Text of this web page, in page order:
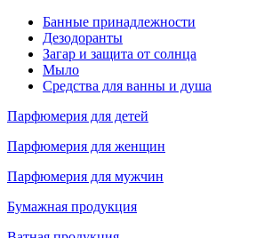
Банные принадлежности
Дезодоранты
Загар и защита от солнца
Мыло
Средства для ванны и душа
Парфюмерия для детей
Парфюмерия для женщин
Парфюмерия для мужчин
Бумажная продукция